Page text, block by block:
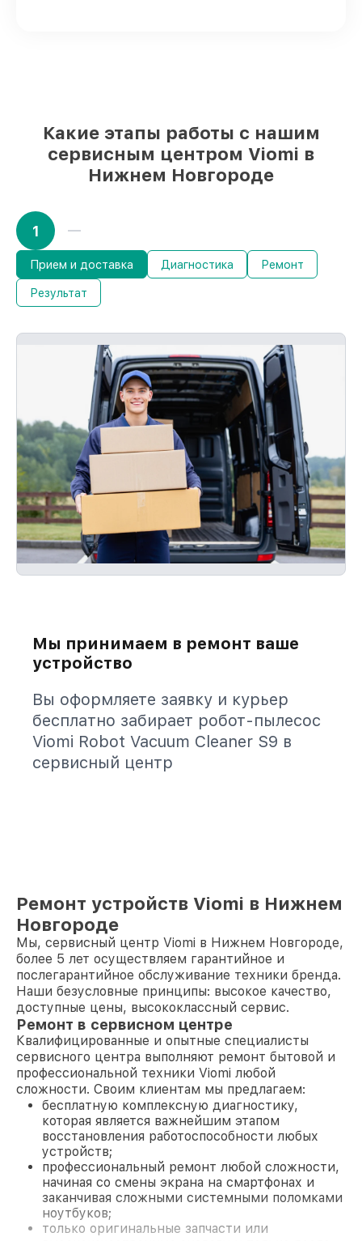
Какие этапы работы с нашим
сервисным центром Viomi в
Нижнем Новгороде
1
Прием и доставка Диагностика Ремонт
Результат
Мы принимаем в ремонт ваше
устройство
Вы оформляете заявку и курьер
бесплатно забирает робот-пылесос
Viomi Robot Vacuum Cleaner S9 в
сервисный центр
Ремонт устройств Viomi в Нижнем
Новгороде
Мы, сервисный центр Viomi в Нижнем Новгороде,
более 5 лет осуществляем гарантийное и
послегарантийное обслуживание техники бренда.
Наши безусловные принципы: высокое качество,
доступные цены, высококлассный сервис.
Ремонт в сервисном центре
Квалифицированные и опытные специалисты
сервисного центра выполняют ремонт бытовой и
профессиональной техники Viomi любой
сложности. Своим клиентам мы предлагаем:
бесплатную комплексную диагностику,
которая является важнейшим этапом
восстановления работоспособности любых
устройств;
профессиональный ремонт любой сложности,
начиная со смены экрана на смартфонах и
заканчивая сложными системными поломками
ноутбуков;
только оригинальные запчасти или